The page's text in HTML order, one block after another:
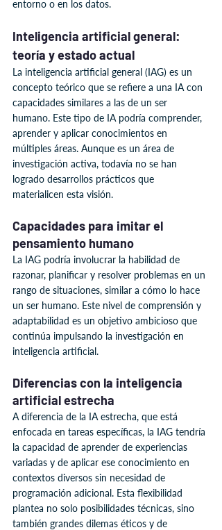
entorno o en los datos.
Inteligencia artificial general:
teoría y estado actual
La inteligencia artificial general (IAG) es un
concepto teórico que se refiere a una IA con
capacidades similares a las de un ser
humano. Este tipo de IA podría comprender,
aprender y aplicar conocimientos en
múltiples áreas. Aunque es un área de
investigación activa, todavía no se han
logrado desarrollos prácticos que
materialicen esta visión.
Capacidades para imitar el
pensamiento humano
La IAG podría involucrar la habilidad de
razonar, planificar y resolver problemas en un
rango de situaciones, similar a cómo lo hace
un ser humano. Este nivel de comprensión y
adaptabilidad es un objetivo ambicioso que
continúa impulsando la investigación en
inteligencia artificial.
Diferencias con la inteligencia
artificial estrecha
A diferencia de la IA estrecha, que está
enfocada en tareas específicas, la IAG tendría
la capacidad de aprender de experiencias
variadas y de aplicar ese conocimiento en
contextos diversos sin necesidad de
programación adicional. Esta flexibilidad
plantea no solo posibilidades técnicas, sino
también grandes dilemas éticos y de